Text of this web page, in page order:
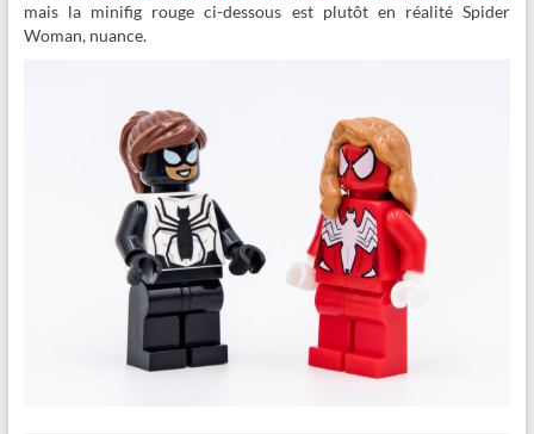
mais la minifig rouge ci-dessous est plutôt en réalité Spider
Woman, nuance.